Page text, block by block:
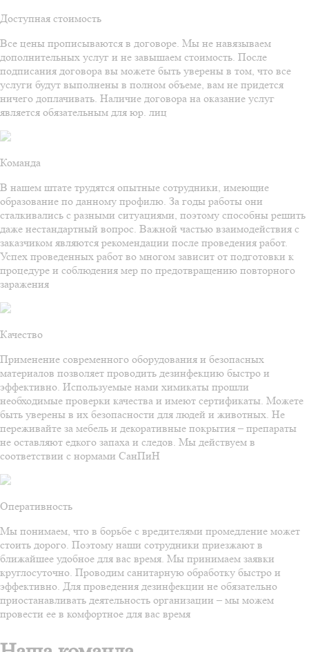
Доступная стоимость
Все цены прописываются в договоре. Мы не навязываем
дополнительных услуг и не завышаем стоимость. После
подписания договора вы можете быть уверены в том, что все
услуги будут выполнены в полном объеме, вам не придется
ничего доплачивать. Наличие договора на оказание услуг
является обязательным для юр. лиц
Команда
В нашем штате трудятся опытные сотрудники, имеющие
образование по данному профилю. За годы работы они
сталкивались с разными ситуациями, поэтому способны решить
даже нестандартный вопрос. Важной частью взаимодействия с
заказчиком являются рекомендации после проведения работ.
Успех проведенных работ во многом зависит от подготовки к
процедуре и соблюдения мер по предотвращению повторного
заражения
Качество
Применение современного оборудования и безопасных
материалов позволяет проводить дезинфекцию быстро и
эффективно. Используемые нами химикаты прошли
необходимые проверки качества и имеют сертификаты. Можете
быть уверены в их безопасности для людей и животных. Не
переживайте за мебель и декоративные покрытия – препараты
не оставляют едкого запаха и следов. Мы действуем в
соответствии с нормами СанПиН
Оперативность
Мы понимаем, что в борьбе с вредителями промедление может
стоить дорого. Поэтому наши сотрудники приезжают в
ближайшее удобное для вас время. Мы принимаем заявки
круглосуточно. Проводим санитарную обработку быстро и
эффективно. Для проведения дезинфекции не обязательно
приостанавливать деятельность организации – мы можем
провести ее в комфортное для вас время